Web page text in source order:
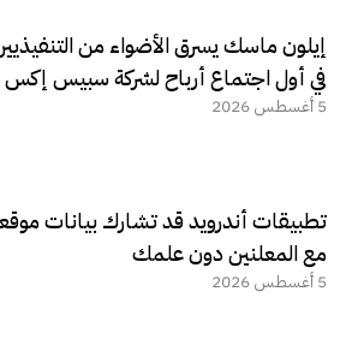
إيلون ماسك يسرق الأضواء من
في أول اجتماع أرباح لشركة سبيس إكس
5 أغسطس 2026
تطبيقات أندرويد قد تشارك بيانات
مع المعلنين دون علمك
5 أغسطس 2026